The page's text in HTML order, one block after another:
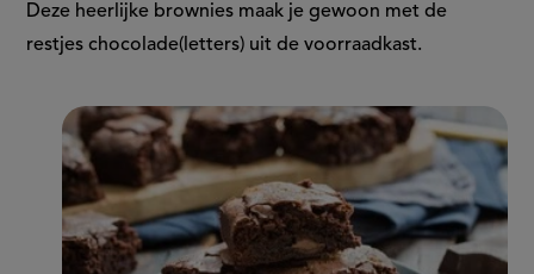
Deze heerlijke brownies maak je gewoon met de
restjes chocolade(letters) uit de voorraadkast.